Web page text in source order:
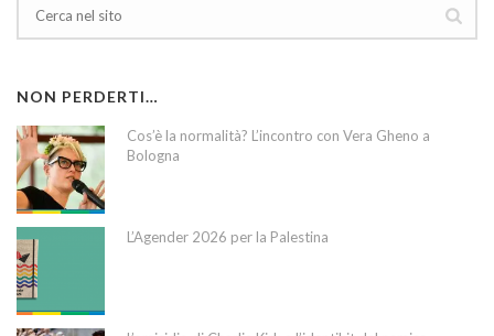
NON PERDERTI…
Cos’è la normalità? L’incontro con Vera Gheno a
Bologna
L’Agender 2026 per la Palestina